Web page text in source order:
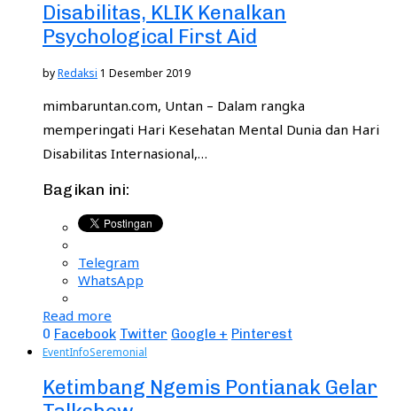
Disabilitas, KLIK Kenalkan
Psychological First Aid
byRedaksi 1 Desember 2019
mimbaruntan.com, Untan – Dalam rangka
memperingati Hari Kesehatan Mental Dunia dan Hari
Disabilitas Internasional,…
Bagikan ini:
Telegram
WhatsApp
Read more
0 Facebook Twitter Google + Pinterest
EventInfoSeremonial
Ketimbang Ngemis Pontianak Gelar